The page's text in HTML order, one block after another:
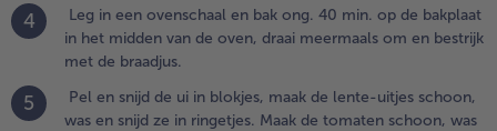
ze
4
Leg in een ovenschaal en bak ong. 40 min. op de bakplaat
in het midden van de oven, draai meermaals om en bestrijk
met de braadjus.
5
Pel en snijd de ui in blokjes, maak de lente-uitjes schoon,
was en snijd ze in ringetjes. Maak de tomaten schoon, was